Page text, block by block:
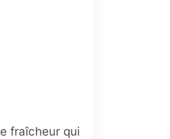
fraîcheur qui